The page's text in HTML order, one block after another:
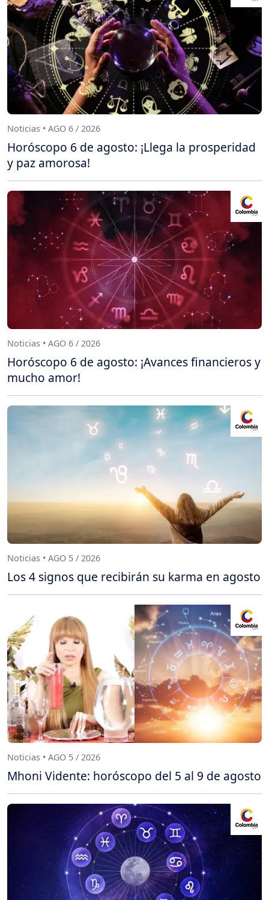
Noticias • AGO 6 / 2026
Horóscopo 6 de agosto: ¡Llega la prosperidad
y paz amorosa!
Noticias • AGO 6 / 2026
Horóscopo 6 de agosto: ¡Avances financieros y
mucho amor!
Noticias • AGO 5 / 2026
Los 4 signos que recibirán su karma en agosto
Noticias • AGO 5 / 2026
Mhoni Vidente: horóscopo del 5 al 9 de agosto